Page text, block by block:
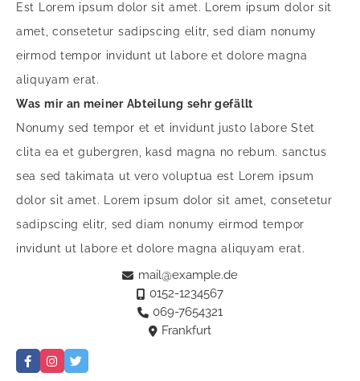
0152-1234567
069-7654321
Frankfurt
mail@example.de
Est Lorem ipsum dolor sit amet. Lorem ipsum dolor sit
amet, consetetur sadipscing elitr, sed diam nonumy
eirmod tempor invidunt ut labore et dolore magna
aliquyam erat.
Was mir an meiner Abteilung sehr gefällt
Nonumy sed tempor et et invidunt justo labore Stet
clita ea et gubergren, kasd magna no rebum. sanctus
sea sed takimata ut vero voluptua est Lorem ipsum
dolor sit amet. Lorem ipsum dolor sit amet, consetetur
sadipscing elitr, sed diam nonumy eirmod tempor
invidunt ut labore et dolore magna aliquyam erat.